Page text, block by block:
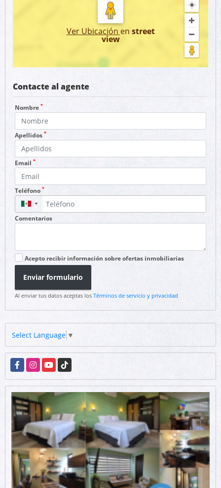
Ver Ubicación en street
view
Contacte al agente
Nombre *
Apellidos *
Email*
Teléfono *
▼
Comentarios
Acepto recibir información sobre ofertas inmobiliarias
Enviar formulario
Al enviar tus datos aceptas los Términos de servicio y privacidad
Select Language ▼
FacebookInstagramYouTubeTikTok